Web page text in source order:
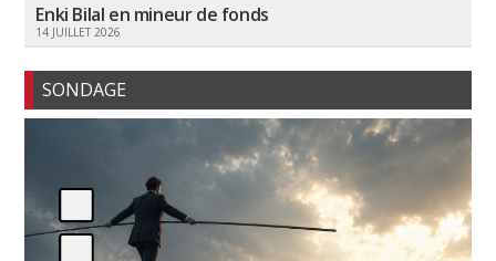
Enki Bilal en mineur de fonds
14 JUILLET 2026
SONDAGE